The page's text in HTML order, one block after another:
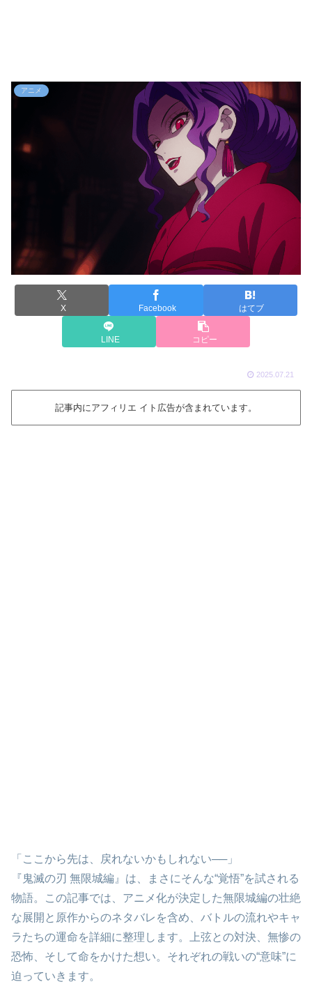
アニメ
X Facebook はてブ
LINE コピー
2025.07.21
記事内にアフィリエ イト広告が含まれています。
「ここから先は、戻れないかもしれない──」
『鬼滅の刃 無限城編』は、まさにそんな“覚悟”を試される
物語。この記事では、アニメ化が決定した無限城編の壮絶
な展開と原作からのネタバレを含め、バトルの流れやキャ
ラたちの運命を詳細に整理します。上弦との対決、無惨の
恐怖、そして命をかけた想い。それぞれの戦いの“意味”に
迫っていきます。